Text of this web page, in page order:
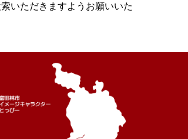
いただきますようお願いいた